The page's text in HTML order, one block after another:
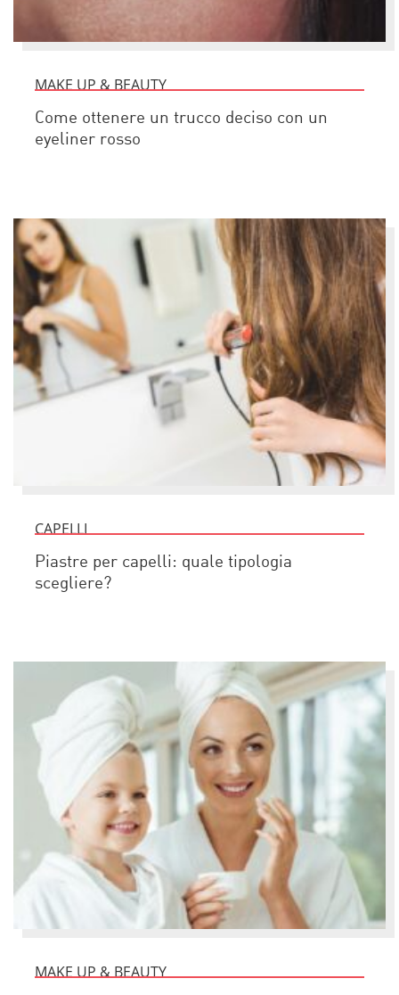
MAKE UP & BEAUTY
Come ottenere un trucco deciso con un
eyeliner rosso
CAPELLI
Piastre per capelli: quale tipologia
scegliere?
MAKE UP & BEAUTY